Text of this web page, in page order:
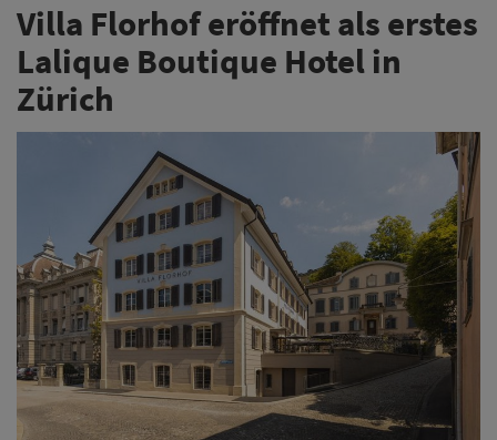
Villa Florhof eröffnet als erstes
Lalique Boutique Hotel in
Zürich